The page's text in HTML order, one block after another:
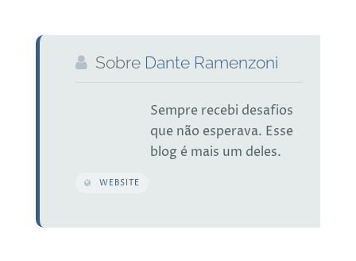
Sobre Dante Ramenzoni
Sempre recebi desafios
que não esperava. Esse
blog é mais um deles.
WEBSITE